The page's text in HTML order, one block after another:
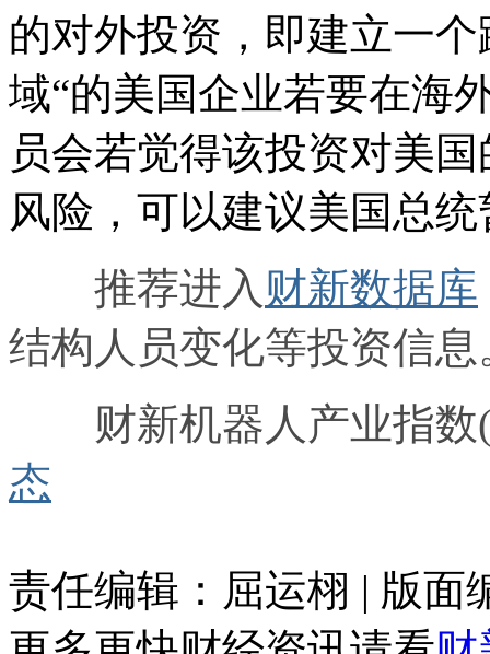
的对外投资，即建立一
域“的美国企业若要在海
员会若觉得该投资对美
风险，可以建议美国总
推荐进入 财新数据库
结构人员变化等投资信息
财新机器人产业指数
态
责任编辑：屈运栩 | 版面